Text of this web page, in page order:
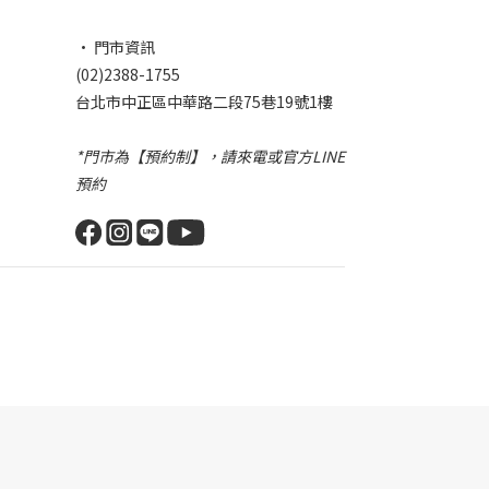
• 門市資訊
(02)2388-1755
台北市中正區中華路二段75巷19號1樓
*門市為【預約制】，請來電或官方LINE
預約